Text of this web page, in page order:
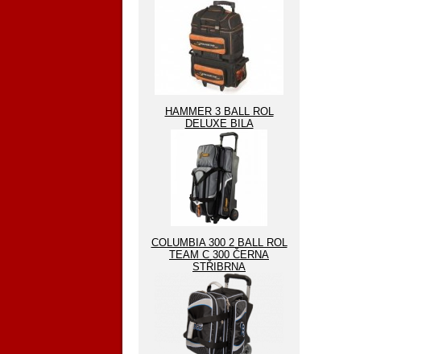
HAMMER 3 BALL ROL
DELUXE BILA
COLUMBIA 300 2 BALL ROL
TEAM C 300 ČERNA
STŘIBRNA